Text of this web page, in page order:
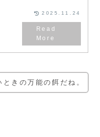
えて駆虫しよう。筆者の実体験
も、記載しています。
2025.11.24
きの万能の餌だね。